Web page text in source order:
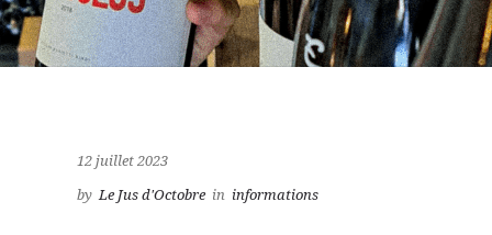
12 juillet 2023
by Le Jus d'Octobre in informations